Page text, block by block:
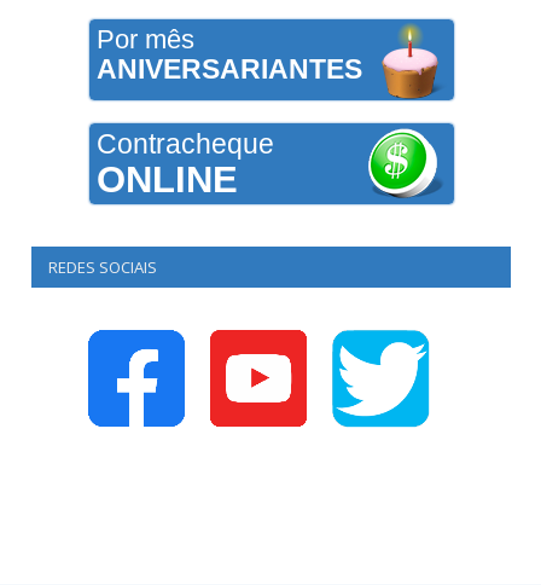
Por mês
ANIVERSARIANTES
Contracheque
ONLINE
REDES SOCIAIS